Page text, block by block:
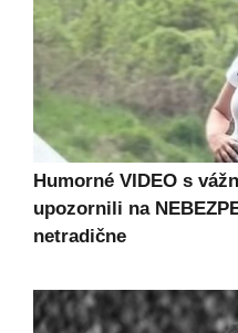
Humorné VIDEO s
upozornili na
netradične